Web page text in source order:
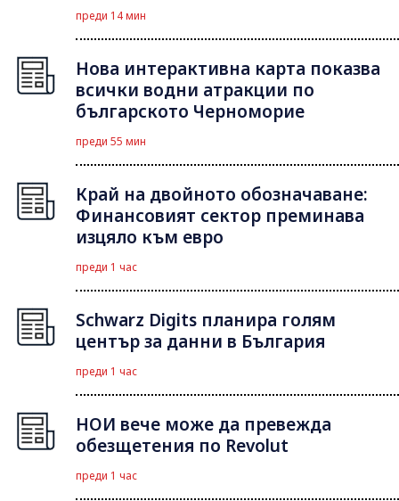
преди 14 мин
Нова интерактивна карта показва
всички водни атракции по
българското Черноморие
преди 55 мин
Край на двойното обозначаване:
Финансовият сектор преминава
изцяло към евро
преди 1 час
Schwarz Digits планира голям
център за данни в България
преди 1 час
НОИ вече може да превежда
обезщетения по Revolut
преди 1 час